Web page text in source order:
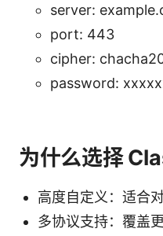
server:
port: 443
cipher:
password:
为什么选择
高度自定义：适合
多协议支持：覆盖